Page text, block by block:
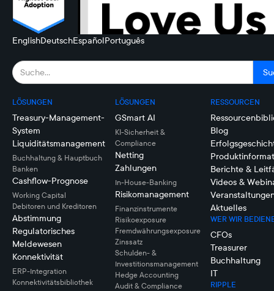
EnglishDeutschEspañolPortuguês
LÖSUNGEN
Treasury-Management-
System
Liquiditätsmanagement
Buchhaltung & Hauptbuch
Banken
Cashflow-Prognose
Working Capital
Debitoren und Kreditoren
Abstimmung
Regulatorisches
Meldewesen
Konnektivität
ERP-Integration
Konnektivitätsbibliothek
LÖSUNGEN
GSmart AI
KI-Sicherheit &
Compliance
Netting
Zahlungen
In-House-Banking
Risikomanagement
Finanzinstrumente
Risikoexposure
Fremdwährungsexposure
Zinssatz
Schulden- &
Investitionsmanagement
Hedge Accounting
Audit & Compliance
RESSOURCEN
Blog
Berichte &
Videos &
Aktuelles
WER WIR
CFOs
Treasurer
Buchhaltung
IT
RIPPLE